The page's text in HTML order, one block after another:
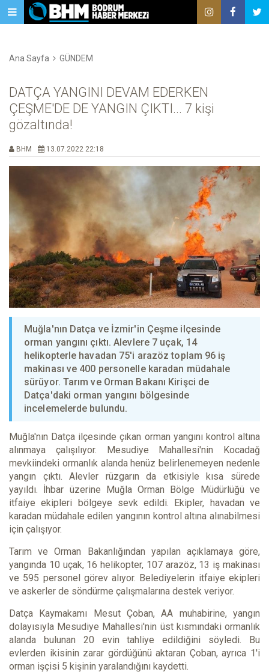
Ana Sayfa GÜNDEM
DATÇA YANGINI DEVAM EDERKEN
ÇEŞME'DE DE YANGIN ÇIKTI... 7 kişi
gözaltında!
BHM 13.07.2022 22:18
Muğla'nın Datça ve İzmir'in Çeşme ilçesinde
orman yangını çıktı. Alevlere 7 uçak, 14
helikopterle havadan 75'i arazöz toplam 96 iş
makinası ve 400 personelle karadan müdahale
sürüyor. Tarım ve Orman Bakanı Kirişci de
Datça'daki orman yangını bölgesinde
incelemelerde bulundu.
Muğla'nın Datça ilçesinde çıkan orman yangını kontrol altına
alınmaya çalışılıyor. Mesudiye Mahallesi'nin Kocadağ
mevkiindeki ormanlık alanda henüz belirlenemeyen nedenle
yangın çıktı. Alevler rüzgarın da etkisiyle kısa sürede
yayıldı. İhbar üzerine Muğla Orman Bölge Müdürlüğü ve
itfaiye ekipleri bölgeye sevk edildi. Ekipler, havadan ve
karadan müdahale edilen yangının kontrol altına alınabilmesi
için çalışıyor.
Tarım ve Orman Bakanlığından yapılan açıklamaya göre,
yangında 10 uçak, 16 helikopter, 107 arazöz, 13 iş makinası
ve 595 personel görev alıyor. Belediyelerin itfaiye ekipleri
ve askerler de söndürme çalışmalarına destek veriyor.
Datça Kaymakamı Mesut Çoban, AA muhabirine, yangın
dolayısıyla Mesudiye Mahallesi'nin üst kısmındaki ormanlık
alanda bulunan 20 evin tahliye edildiğini söyledi. Bu
evlerden ikisinin zarar gördüğünü aktaran Çoban, ayrıca 1'i
orman işçisi 5 kişinin yaralandığını kaydetti.